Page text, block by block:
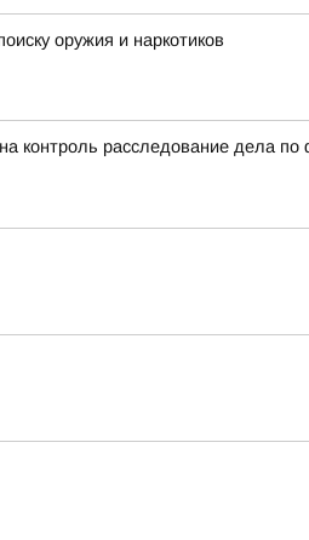
оружия и наркотиков
контроль расследование дела